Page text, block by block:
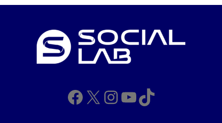
Facebook
X Instagram
YouTube
TikTok